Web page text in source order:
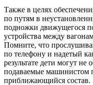
Также в целях
по путям в
подножки движущегося
устройства между
Помните, что
по телефону и надетый
результате дети могут
подаваемые машинистом
приближающийся состав.